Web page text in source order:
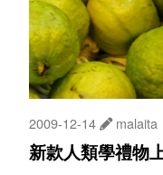
2009-12-14 malaita
新款人類學禮物